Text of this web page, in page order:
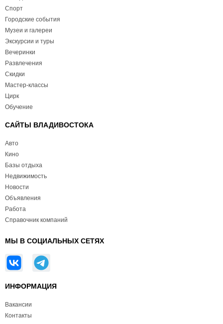
Спорт
Городские события
Музеи и галереи
Экскурсии и туры
Вечеринки
Развлечения
Скидки
Мастер-классы
Цирк
Обучение
САЙТЫ ВЛАДИВОСТОКА
Авто
Кино
Базы отдыха
Недвижимость
Новости
Объявления
Работа
Справочник компаний
МЫ В СОЦИАЛЬНЫХ СЕТЯХ
ИНФОРМАЦИЯ
Вакансии
Контакты